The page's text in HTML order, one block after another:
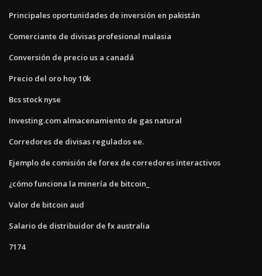
Principales oportunidades de inversión en pakistán
Comerciante de divisas profesional malasia
Conversión de precio us a canadá
Precio del oro hoy 10k
Bcs stock nyse
Investing.com almacenamiento de gas natural
Corredores de divisas regulados ee.
Ejemplo de comisión de forex de corredores interactivos
¿cómo funciona la minería de bitcoin_
Valor de bitcoin aud
Salario de distribuidor de fx australia
7174